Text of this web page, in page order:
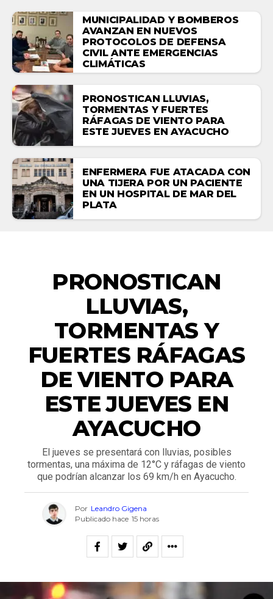
MUNICIPALIDAD Y BOMBEROS
AVANZAN EN NUEVOS
PROTOCOLOS DE DEFENSA
CIVIL ANTE EMERGENCIAS
CLIMÁTICAS
PRONOSTICAN LLUVIAS,
TORMENTAS Y FUERTES
RÁFAGAS DE VIENTO PARA
ESTE JUEVES EN AYACUCHO
ENFERMERA FUE ATACADA CON
UNA TIJERA POR UN PACIENTE
EN UN HOSPITAL DE MAR DEL
PLATA
PRONOSTICAN
LLUVIAS,
TORMENTAS Y
FUERTES RÁFAGAS
DE VIENTO PARA
ESTE JUEVES EN
AYACUCHO
El jueves se presentará con lluvias, posibles
tormentas, una máxima de 12°C y ráfagas de viento
que podrían alcanzar los 69 km/h en Ayacucho.
Por Leandro Gigena
Publicado hace 15 horas